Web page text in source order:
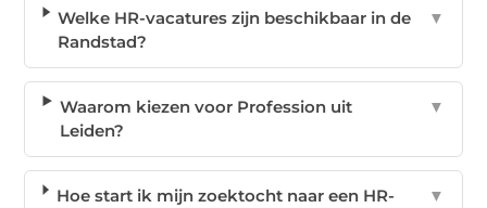
Welke HR-vacatures zijn beschikbaar in de
Randstad?
▼
Waarom kiezen voor Profession uit
Leiden?
▼
Hoe start ik mijn zoektocht naar een HR-
▼